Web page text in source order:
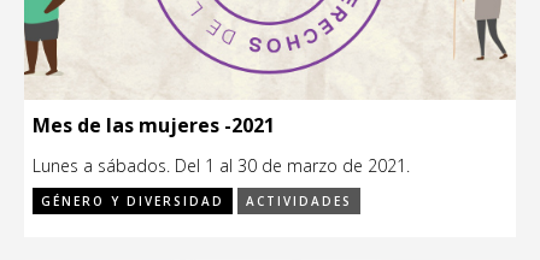
Mes de las mujeres -2021
Lunes a sábados. Del 1 al 30 de marzo de 2021.
GÉNERO Y DIVERSIDAD ACTIVIDADES